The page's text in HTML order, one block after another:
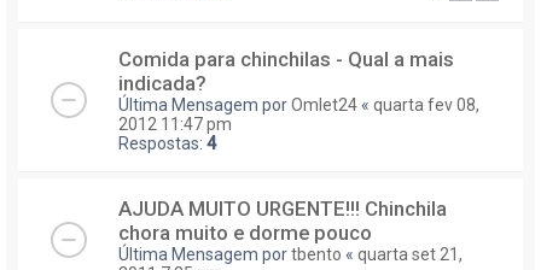
Comida para chinchilas - Qual a mais
indicada?
Última Mensagem porOmlet24 « quarta fev 08,
2012 11:47 pm
Respostas: 4
AJUDA MUITO URGENTE!!! Chinchila
chora muito e dorme pouco
Última Mensagem portbento « quarta set 21,